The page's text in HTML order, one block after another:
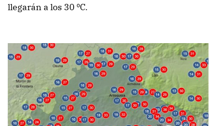
llegarán a los 30 ºC.